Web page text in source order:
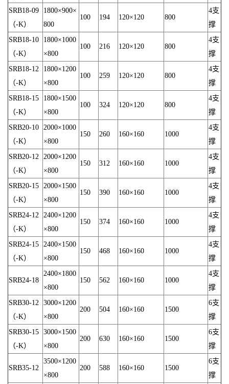
SRB18-09
（-K）
1800×900×
800
100 194 120×120 800
4支
撑
SRB18-10
（-K）
1800×1000
×800
100 216 120×120 800
4支
撑
SRB18-12
（-K）
1800×1200
×800
100 259 120×120 800
4支
撑
SRB18-15
（-K）
1800×1500
×800
100 324 120×120 800
4支
撑
SRB20-10
（-K）
2000×1000
×800
150 260 160×160 1000
4支
撑
SRB20-12
（-K）
2000×1200
×800
150 312 160×160 1000
4支
撑
SRB20-15
（-K）
2000×1500
×800
150 390 160×160 1000
4支
撑
SRB24-12
（-K）
2400×1200
×800
150 374 160×160 1000
4支
撑
SRB24-15
（-K）
2400×1500
×800
150 468 160×160 1000
4支
撑
SRB24-18
2400×1800
×800
150 562 160×160 1000
4支
撑
SRB30-12
（-K）
3000×1200
×800
200 504 160×160 1500
6支
撑
SRB30-15
（-K）
3000×1500
×800
200 630 160×160 1500
6支
撑
SRB35-12
3500×1200
×800
200 588 160×160 1500
6支
撑